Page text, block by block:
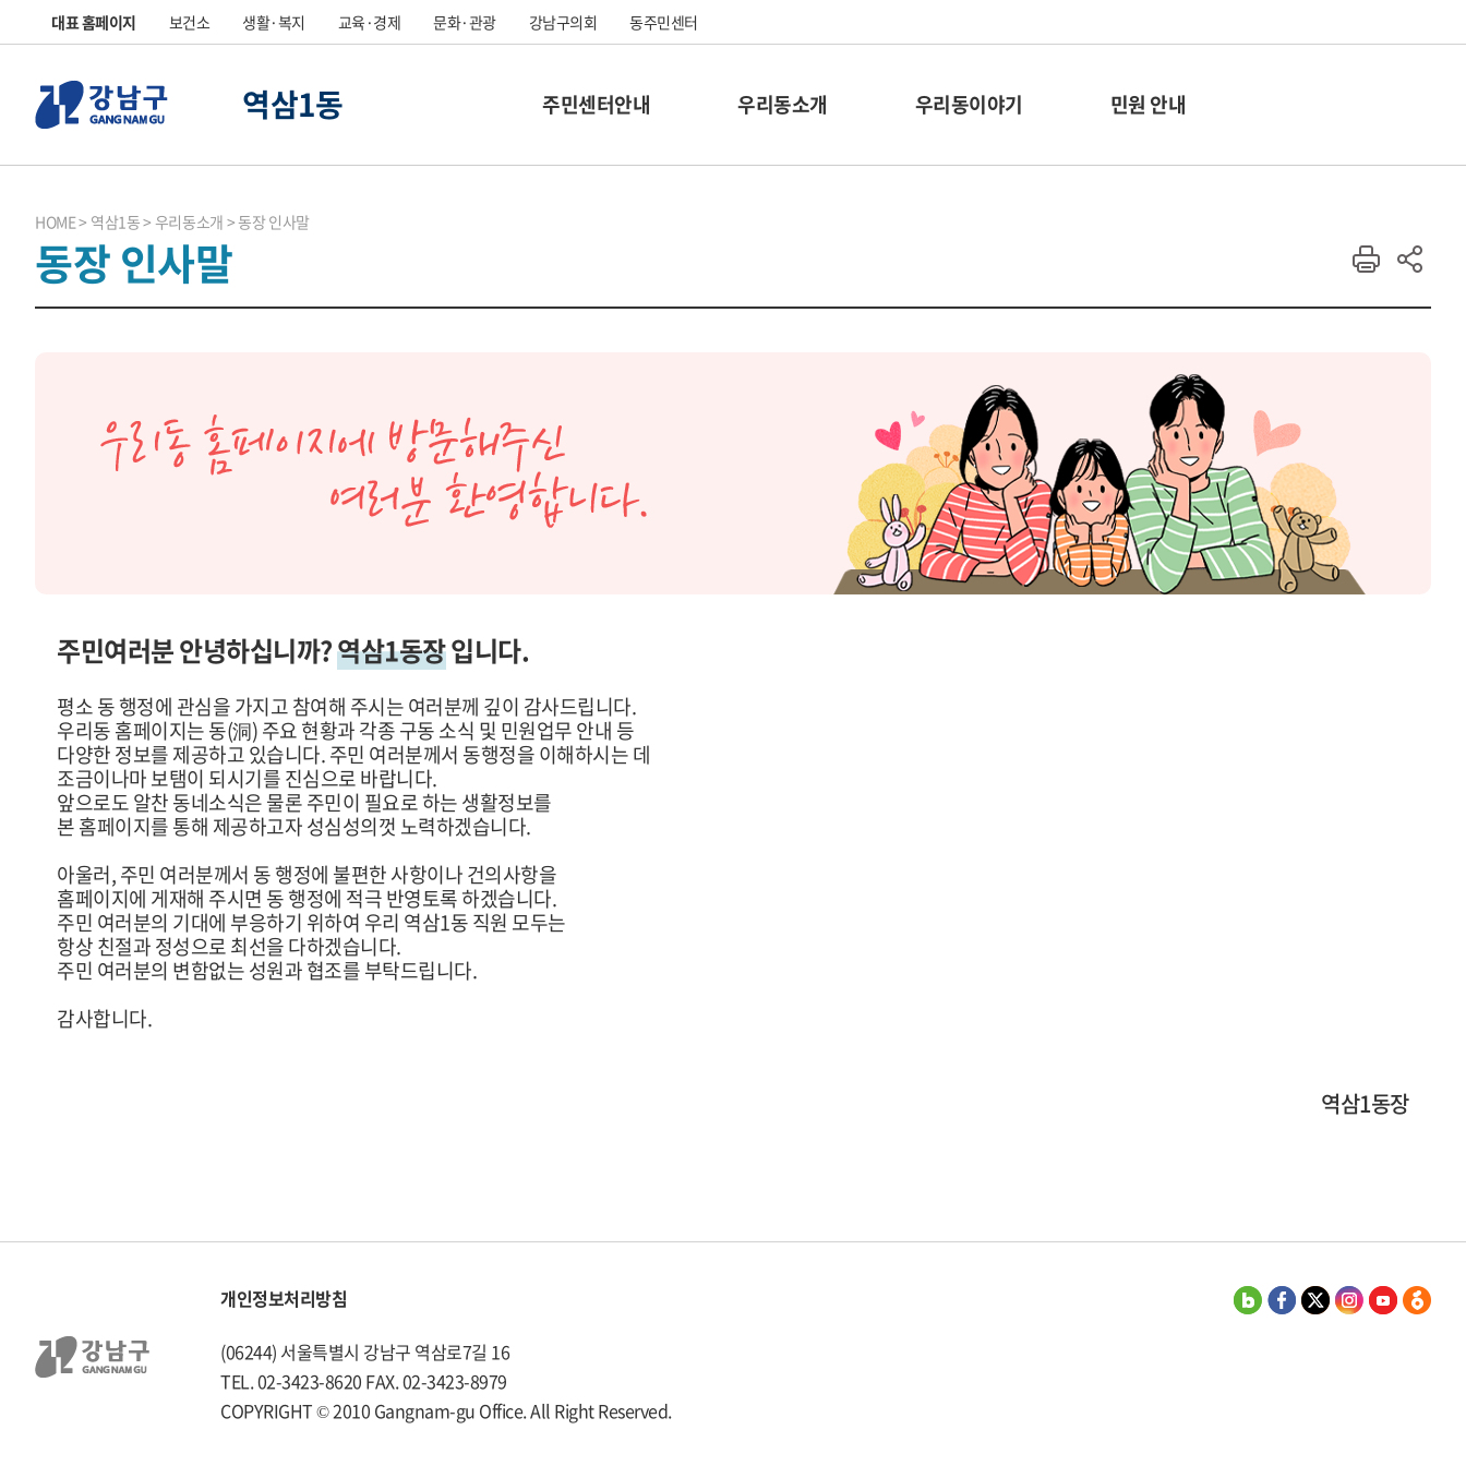
대표 홈페이지 보건소 생활·복지 교육·경제 문화·관광 강남구의회 동주민센터
역삼1동 주민센터안내 우리동소개 우리동이야기 민원 안내
HOME 역삼1동 우리동소개 동장 인사말
동장 인사말
주민여러분 안녕하십니까?역삼1동장입니다.
평소 동 행정에 관심을 가지고 참여해 주시는 여러분께 깊이 감사드립니다.
우리동 홈페이지는 동(洞) 주요 현황과 각종 구동 소식 및 민원업무 안내 등
다양한 정보를 제공하고 있습니다. 주민 여러분께서 동행정을 이해하시는 데
조금이나마 보탬이 되시기를 진심으로 바랍니다.
앞으로도 알찬 동네소식은 물론 주민이 필요로 하는 생활정보를
본 홈페이지를 통해 제공하고자 성심성의껏 노력하겠습니다.
아울러, 주민 여러분께서 동 행정에 불편한 사항이나 건의사항을
홈페이지에 게재해 주시면 동 행정에 적극 반영토록 하겠습니다.
주민 여러분의 기대에 부응하기 위하여 우리 역삼1동 직원 모두는
항상 친절과 정성으로 최선을 다하겠습니다.
주민 여러분의 변함없는 성원과 협조를 부탁드립니다.
감사합니다.
역삼1동장
개인정보처리방침
(06244) 서울특별시 강남구 역삼로7길 16
TEL. 02-3423-8620 FAX. 02-3423-8979
COPYRIGHT © 2010 Gangnam-gu Office. All Right Reserved.